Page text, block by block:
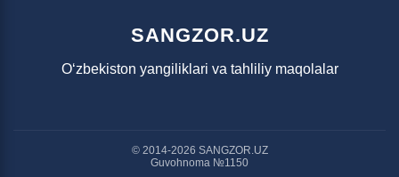
SANGZOR.UZ
O‘zbekiston yangiliklari va tahliliy maqolalar
© 2014-2026 SANGZOR.UZ
Guvohnoma №1150